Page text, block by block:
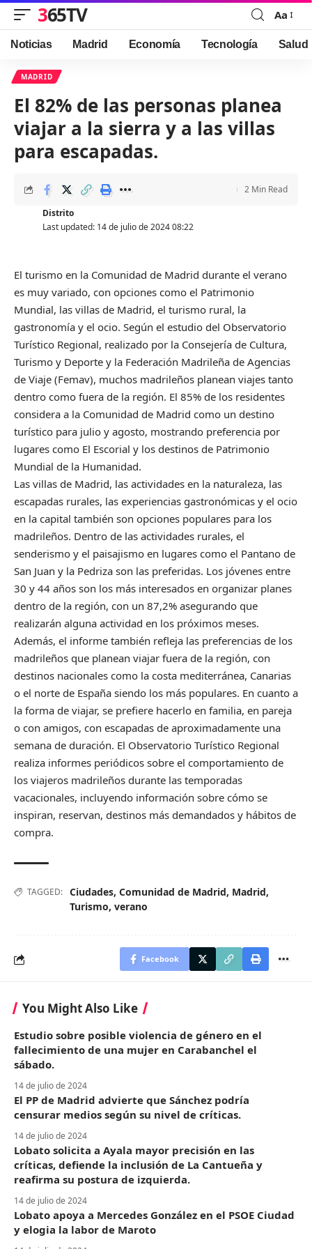
365TV
Font
Resizer
Aa
Noticias Madrid Economía Tecnología Salud
MADRID
El 82% de las personas planea
viajar a la sierra y a las villas
para escapadas.
Last updated: 14 de julio de 2024 08:22
Distrito
2 Min Read
El turismo en la Comunidad de Madrid durante el verano
es muy variado, con opciones como el Patrimonio
Mundial, las villas de Madrid, el turismo rural, la
gastronomía y el ocio. Según el estudio del Observatorio
Turístico Regional, realizado por la Consejería de Cultura,
Turismo y Deporte y la Federación Madrileña de Agencias
de Viaje (Femav), muchos madrileños planean viajes tanto
dentro como fuera de la región. El 85% de los residentes
considera a la Comunidad de Madrid como un destino
turístico para julio y agosto, mostrando preferencia por
lugares como El Escorial y los destinos de Patrimonio
Mundial de la Humanidad.
Las villas de Madrid, las actividades en la naturaleza, las
escapadas rurales, las experiencias gastronómicas y el ocio
en la capital también son opciones populares para los
madrileños. Dentro de las actividades rurales, el
senderismo y el paisajismo en lugares como el Pantano de
San Juan y la Pedriza son las preferidas. Los jóvenes entre
30 y 44 años son los más interesados en organizar planes
dentro de la región, con un 87,2% asegurando que
realizarán alguna actividad en los próximos meses.
Además, el informe también refleja las preferencias de los
madrileños que planean viajar fuera de la región, con
destinos nacionales como la costa mediterránea, Canarias
o el norte de España siendo los más populares. En cuanto a
la forma de viajar, se prefiere hacerlo en familia, en pareja
o con amigos, con escapadas de aproximadamente una
semana de duración. El Observatorio Turístico Regional
realiza informes periódicos sobre el comportamiento de
los viajeros madrileños durante las temporadas
vacacionales, incluyendo información sobre cómo se
inspiran, reservan, destinos más demandados y hábitos de
compra.
TAGGED: Ciudades, Comunidad de Madrid, Madrid,
Turismo, verano
Facebook
You Might Also Like
Estudio sobre posible violencia de género en el
fallecimiento de una mujer en Carabanchel el
sábado.
14 de julio de 2024
El PP de Madrid advierte que Sánchez podría
censurar medios según su nivel de críticas.
14 de julio de 2024
Lobato solicita a Ayala mayor precisión en las
críticas, defiende la inclusión de La Cantueña y
reafirma su postura de izquierda.
14 de julio de 2024
Lobato apoya a Mercedes González en el PSOE Ciudad
y elogia la labor de Maroto